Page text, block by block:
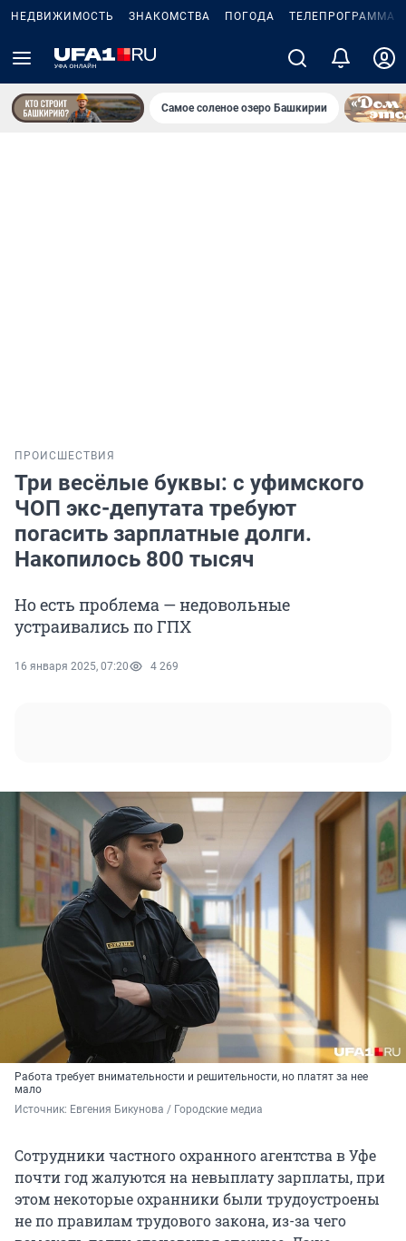
НЕДВИЖИМОСТЬ ЗНАКОМСТВА ПОГОДА ТЕЛЕПРОГРАММА
Самое соленое озеро Башкирии
ПРОИСШЕСТВИЯ
Три весёлые буквы: с уфимского
ЧОП экс-депутата требуют
погасить зарплатные долги.
Накопилось 800 тысяч
Но есть проблема — недовольные
устраивались по ГПХ
16 января 2025, 07:20 4 269
Работа требует внимательности и решительности, но платят за нее
мало
Источник: Евгения Бикунова / Городские медиа
Сотрудники частного охранного агентства в Уфе
почти год жалуются на невыплату зарплаты, при
этом некоторые охранники были трудоустроены
не по правилам трудового закона, из-за чего